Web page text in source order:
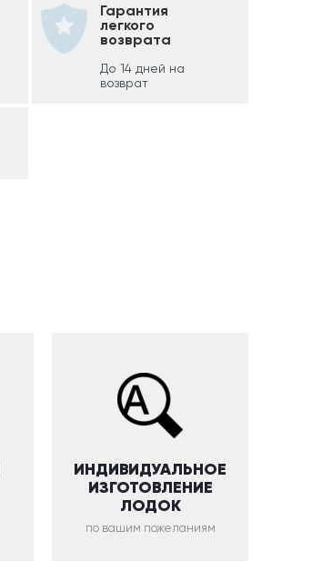
Гарантия
легкого
возврата
До 14 дней на
возврат
ИНДИВИДУАЛЬНОЕ
ИЗГОТОВЛЕНИЕ
ЛОДОК
по вашим пожеланиям